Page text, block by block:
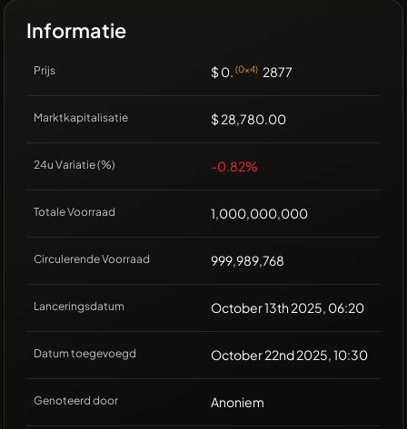
Informatie
Prijs $ 0. (0x4) 2877
Marktkapitalisatie $ 28,780.00
24u Variatie (%) -0.82%
Totale Voorraad 1,000,000,000
Circulerende Voorraad 999,989,768
Lanceringsdatum October 13th 2025, 06:20
Datum toegevoegd October 22nd 2025, 10:30
Genoteerd door Anoniem